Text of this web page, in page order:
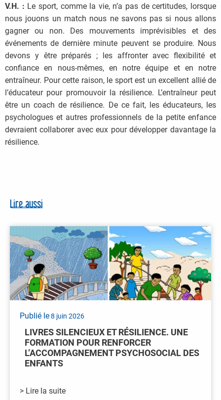
V.H. : Le sport, comme la vie, n’a pas de certitudes, lorsque
nous jouons un match nous ne savons pas si nous allons
gagner ou non. Des mouvements imprévisibles et des
événements de dernière minute peuvent se produire. Nous
devons y être préparés ; les affronter avec flexibilité et
confiance en nous-mêmes, en notre équipe et en notre
entraîneur. Pour cette raison, le sport est un excellent allié de
l’éducateur pour promouvoir la résilience. L’entraîneur peut
être un coach de résilience. De ce fait, les éducateurs, les
psychologues et autres professionnels de la petite enfance
devraient collaborer avec eux pour développer davantage la
résilience.
Lire aussi
Publié le8 juin 2026
LIVRES SILENCIEUX ET RÉSILIENCE. UNE
FORMATION POUR RENFORCER
L’ACCOMPAGNEMENT PSYCHOSOCIAL DES
ENFANTS
> Lire la suite